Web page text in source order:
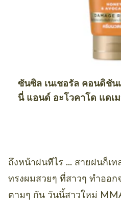
ซันซิล เนเชอรัล คอนดิชั
นี่ แอนด์ อะโวคาโด แดเ
ถึงหน้าฝนทีไร … สายฝนก็เท
ทรงผมสวยๆ ที่สาวๆ ทำออก
ตามๆ กัน วันนี้สาวใหม่